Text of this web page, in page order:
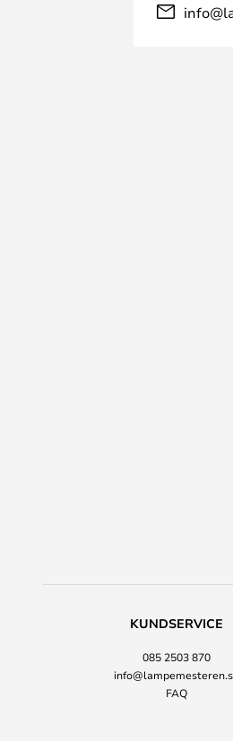
KUNDSERVICE
085 2503 870
FAQ